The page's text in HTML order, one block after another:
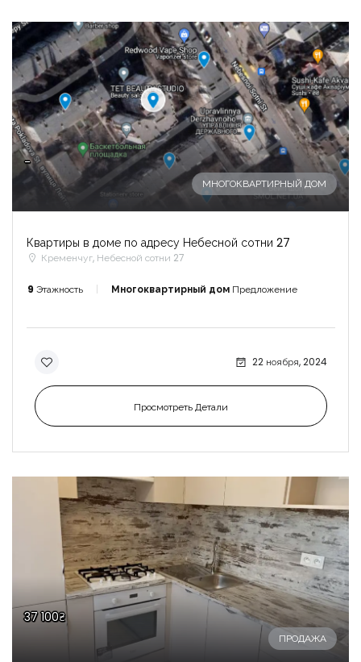
-
МНОГОКВАРТИРНЫЙ ДОМ
Квартиры в доме по адресу Небесной сотни 27
Кременчуг, Небесной сотни 27
9 Этажность Многоквартирный дом Предложение
22 ноября, 2024
Просмотреть Детали
37 100₴
ПРОДАЖА